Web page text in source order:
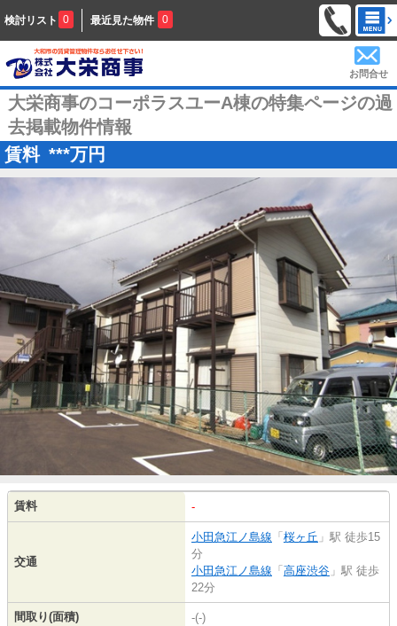
検討リスト 0 最近見た物件 0
お問合せ
大栄商事のコーポラスユーA棟の特集ページの過
去掲載物件情報
賃料 ***万円
賃料 -
交通
小田急江ノ島線 「 桜ヶ丘 」駅 徒歩15
分
小田急江ノ島線 「 高座渋谷 」駅 徒歩
22分
間取り(面積) -(-)